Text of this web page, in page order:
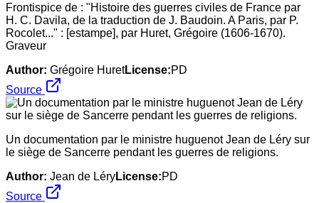
Frontispice de : "Histoire des guerres civiles de France par
H. C. Davila, de la traduction de J. Baudoin. A Paris, par P.
Rocolet..." : [estampe], par Huret, Grégoire (1606-1670).
Graveur
Author: Grégoire HuretLicense:PD
Source
Un documentation par le ministre huguenot Jean de Léry sur
le siège de Sancerre pendant les guerres de religions.
Author: Jean de LéryLicense:PD
Source